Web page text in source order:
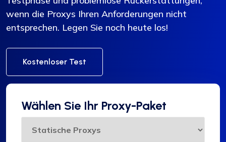
wenn die Proxys Ihren Anforderungen nicht
entsprechen. Legen Sie noch heute los!
Kostenloser Test
Wählen Sie Ihr Proxy-Paket